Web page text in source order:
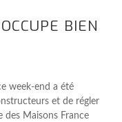
BIEN
week-end a été
et de régler
des Maisons France